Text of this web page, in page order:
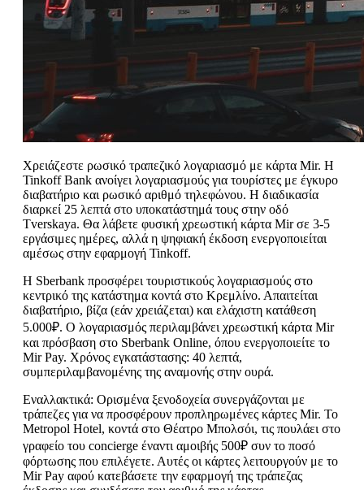
Χρειάζεστε ρωσικό τραπεζικό λογαριασμό με κάρτα Mir. Η
Tinkoff Bank ανοίγει λογαριασμούς για τουρίστες με έγκυρο
διαβατήριο και ρωσικό αριθμό τηλεφώνου. Η διαδικασία
διαρκεί 25 λεπτά στο υποκατάστημά τους στην οδό
Tverskaya. Θα λάβετε φυσική χρεωστική κάρτα Mir σε 3-5
εργάσιμες ημέρες, αλλά η ψηφιακή έκδοση ενεργοποιείται
αμέσως στην εφαρμογή Tinkoff.
Η Sberbank προσφέρει τουριστικούς λογαριασμούς στο
κεντρικό της κατάστημα κοντά στο Κρεμλίνο. Απαιτείται
διαβατήριο, βίζα (εάν χρειάζεται) και ελάχιστη κατάθεση
5.000₽. Ο λογαριασμός περιλαμβάνει χρεωστική κάρτα Mir
και πρόσβαση στο Sberbank Online, όπου ενεργοποιείτε το
Mir Pay. Χρόνος εγκατάστασης: 40 λεπτά,
συμπεριλαμβανομένης της αναμονής στην ουρά.
Εναλλακτικά: Ορισμένα ξενοδοχεία συνεργάζονται με
τράπεζες για να προσφέρουν προπληρωμένες κάρτες Mir. Το
Metropol Hotel, κοντά στο Θέατρο Μπολσόι, τις πουλάει στο
γραφείο του concierge έναντι αμοιβής 500₽ συν το ποσό
φόρτωσης που επιλέγετε. Αυτές οι κάρτες λειτουργούν με το
Mir Pay αφού κατεβάσετε την εφαρμογή της τράπεζας